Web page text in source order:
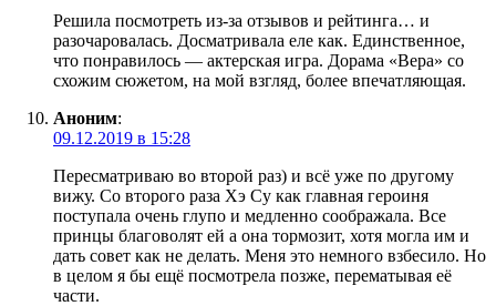
Решила посмотреть из-за отзывов и рейтинга… и
разочаровалась. Досматривала еле как. Единственное,
что понравилось — актерская игра. Дорама «Вера» со
схожим сюжетом, на мой взгляд, более впечатляющая.
Аноним:
09.12.2019 в 15:28
Пересматриваю во второй раз) и всё уже по другому
вижу. Со второго раза Хэ Су как главная героиня
поступала очень глупо и медленно соображала. Все
принцы благоволят ей а она тормозит, хотя могла им и
дать совет как не делать. Меня это немного взбесило. Но
в целом я бы ещё посмотрела позже, перематывая её
части.